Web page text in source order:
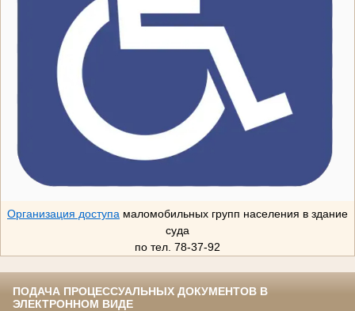
Организация доступа маломобильных групп населения в здание
суда
по тел. 78-37-92
ПОДАЧА ПРОЦЕССУАЛЬНЫХ ДОКУМЕНТОВ В
ЭЛЕКТРОННОМ ВИДЕ